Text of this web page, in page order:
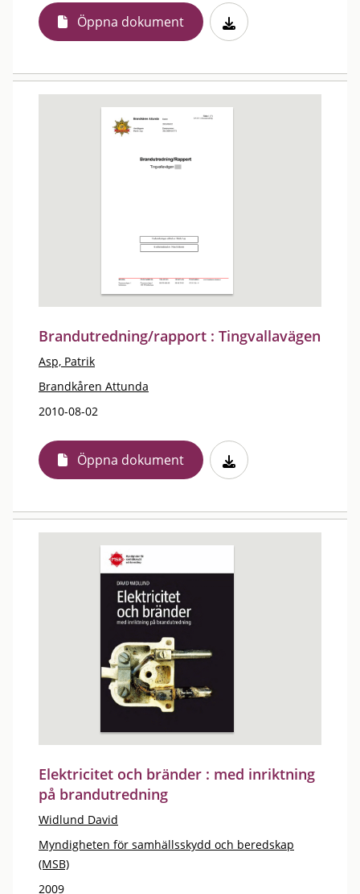
Öppna dokument
Brandutredning/rapport : Tingvallavägen
Asp, Patrik
Brandkåren Attunda
2010-08-02
Öppna dokument
Elektricitet och bränder : med inriktning
på brandutredning
Widlund David
Myndigheten för samhällsskydd och beredskap
(MSB)
2009